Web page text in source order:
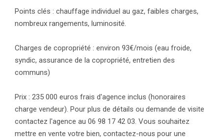
Points clés : chauffage individuel au gaz, faibles charges,
nombreux rangements, luminosité.
Charges de copropriété : environ 93€/mois (eau froide,
syndic, assurance de la copropriété, entretien des
communs)
Prix : 235 000 euros frais d'agence inclus (honoraires
charge vendeur). Pour plus de détails ou demande de visite
contactez l'agence au 06 98 17 42 03. Vous souhaitez
mettre en vente votre bien, contactez-nous pour une